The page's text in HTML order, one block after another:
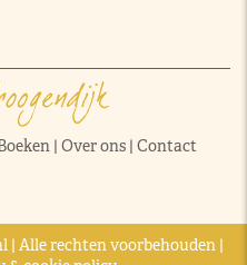
| Over ons| Contact
| Alle rechten voorbehouden |